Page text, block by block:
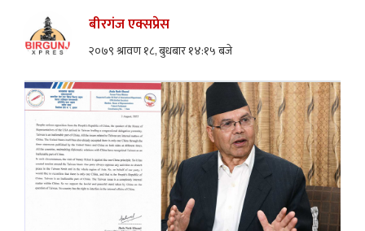
बीरगंज एक्सप्रेस
२०७९ श्रावण १८, बुधबार १४:१५ बजे